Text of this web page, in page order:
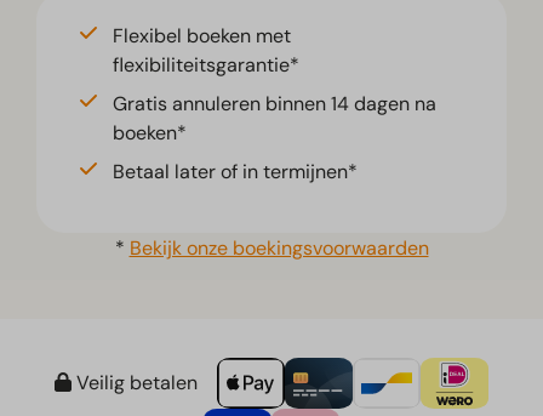
Flexibel boeken met
flexibiliteitsgarantie*
Gratis annuleren binnen 14 dagen na
boeken*
Betaal later of in termijnen*
* Bekijk onze boekingsvoorwaarden
Veilig betalen